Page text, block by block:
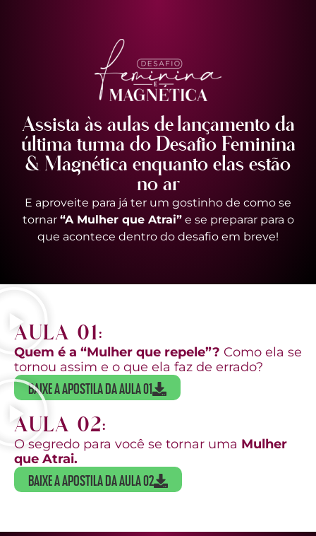
Assista às aulas de lançamento da
última turma do Desafio Feminina
& Magnética enquanto elas estão
no ar
E aproveite para já ter um gostinho de como se
tornar “A Mulher que Atrai”e se preparar para o
que acontece dentro do desafio em breve!
AULA 01:
Quem é a “Mulher que repele”? Como ela se
tornou assim e o que ela faz de errado?
BAIXE A APOSTILA DA AULA 01
AULA 02:
O segredo para você se tornar uma Mulher
que Atrai.
BAIXE A APOSTILA DA AULA 02